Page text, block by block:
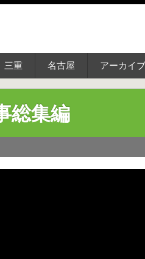
三重 名古屋 アーカイ
総集編